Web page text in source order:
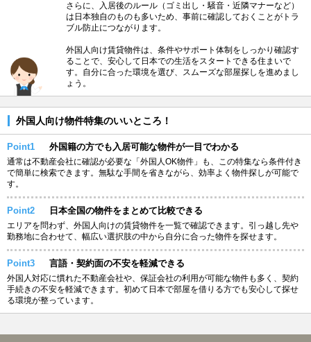
さらに、入居後のルール（ゴミ出し・騒音・近隣マナーなど）
は日本独自のものも多いため、事前に確認しておくことがトラ
ブル防止につながります。
外国人向け賃貸物件は、条件やサポート体制をしっかり確認す
ることで、安心して日本での生活をスタートできる住まいで
す。自分に合った環境を選び、スムーズな部屋探しを進めまし
ょう。
外国人向け物件特集のいいところ！
Point1 外国籍の方でも入居可能な物件が一目でわかる
通常は不動産会社に確認が必要な「外国人OK物件」も、この特集なら条件付き
で簡単に検索できます。無駄な手間を省きながら、効率よく物件探しが可能で
す。
Point2 日本全国の物件をまとめて比較できる
エリアを問わず、外国人向けの賃貸物件を一覧で確認できます。引っ越し先や
勤務地に合わせて、幅広い選択肢の中から自分に合った物件を探せます。
Point3 言語・契約面の不安を軽減できる
外国人対応に慣れた不動産会社や、保証会社の利用が可能な物件も多く、契約
手続きの不安を軽減できます。初めて日本で部屋を借りる方でも安心して探せ
る環境が整っています。